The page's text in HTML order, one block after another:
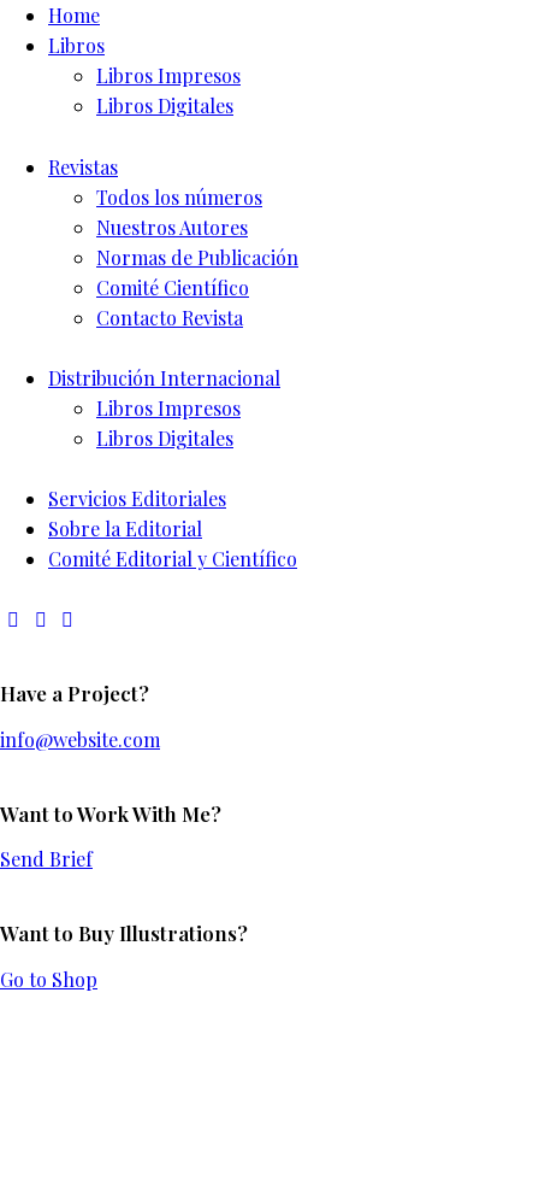
Home
Libros
Libros Impresos
Libros Digitales
Revistas
Todos los números
Nuestros Autores
Normas de Publicación
Comité Científico
Contacto Revista
Distribución Internacional
Libros Impresos
Libros Digitales
Servicios Editoriales
Sobre la Editorial
Comité Editorial y Científico
Have a Project?
info@website.com
Want to Work With Me?
Send Brief
Want to Buy Illustrations?
Go to Shop